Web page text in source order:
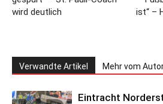
wird deutlich
ist“ –
Verwandte Artikel Mehr vom
Eintracht